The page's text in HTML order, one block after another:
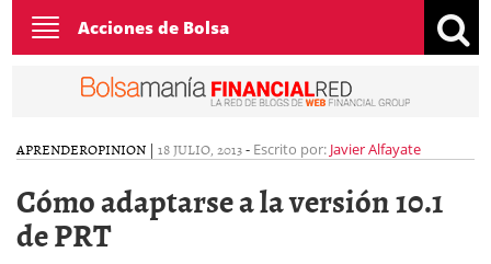
Toggle
navigation
Acciones de Bolsa
APRENDEROPINION | 18 JULIO, 2013- Escrito por: Javier Alfayate
Cómo adaptarse a la versión 10.1
de PRT